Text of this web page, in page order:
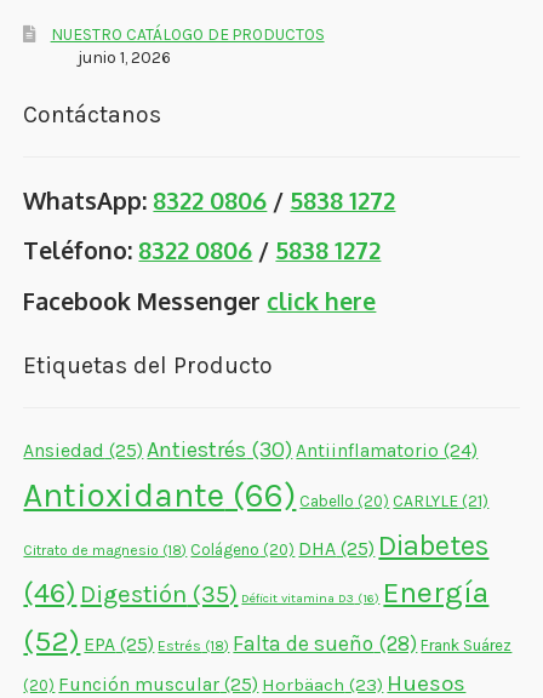
NUESTRO CATÁLOGO DE PRODUCTOS
junio 1, 2026
Contáctanos
WhatsApp: 8322 0806 / 5838 1272
Teléfono: 8322 0806 / 5838 1272
Facebook Messenger click here
Etiquetas del Producto
Ansiedad (25) Antiestrés (30)Antiinflamatorio (24)
Antioxidante (66) Cabello (20) CARLYLE(21)
Citrato de magnesio (18) Colágeno (20) DHA (25) Diabetes
(46) Digestión (35) Déficit vitamina D3 (16) Energía
(52) EPA (25) Estrés (18) Falta de sueño (28) Frank Suárez
(20) Función muscular (25) Horbäach (23) Huesos